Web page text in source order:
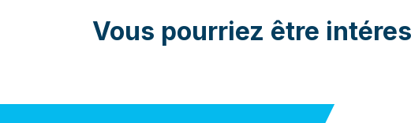
Vous pourriez être